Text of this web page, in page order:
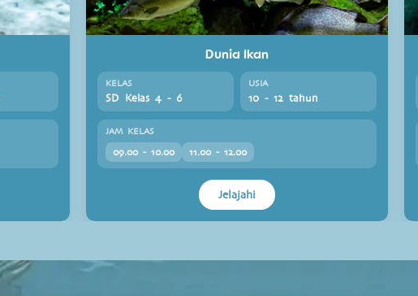
Dunia Ikan
KELAS
SD Kelas 4 - 6
USIA
10 - 12 tahun
JAM KELAS
09.00 - 10.00 11.00 - 12.00
Jelajahi